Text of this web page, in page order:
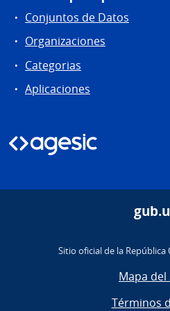
Conjuntos de Datos
Organizaciones
Categorias
Aplicaciones
Sitio oficial de la
Mapa del
Términos